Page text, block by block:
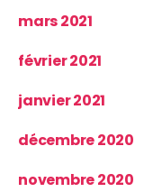
mars 2021
février 2021
janvier 2021
décembre 2020
novembre 2020